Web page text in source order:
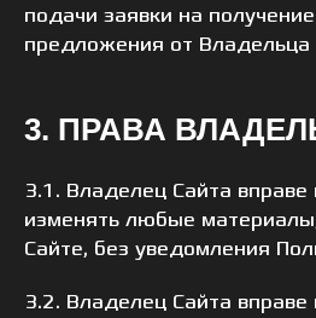
подачи заявки на
предложения от Владельца
3. ПРАВА
3.1. Владелец Сайта
изменять любые
Сайте, без уведомления
3.2. Владелец Сайта